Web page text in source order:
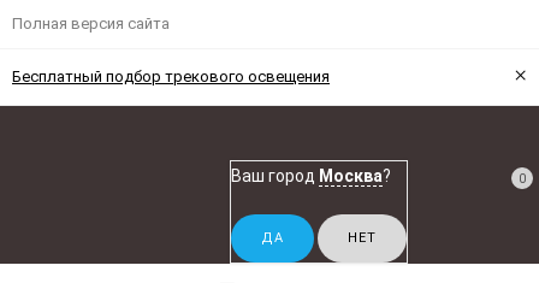
Полная версия сайта
Бесплатный подбор трекового освещения ×
Ваш город Москва? 0